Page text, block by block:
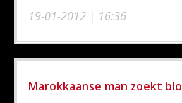
19-01-2012 | 16:36
Marokkaanse man zoekt